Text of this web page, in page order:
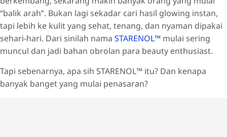
“balik arah”. Bukan lagi sekadar cari hasil glowing instan,
tapi lebih ke kulit yang sehat, tenang, dan nyaman dipakai
sehari-hari. Dari sinilah nama STARENOL™ mulai sering
muncul dan jadi bahan obrolan para beauty enthusiast.
Tapi sebenarnya, apa sih STARENOL™ itu? Dan kenapa
banyak banget yang mulai penasaran?